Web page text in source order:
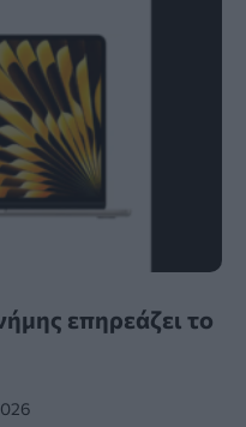
επηρεάζει το